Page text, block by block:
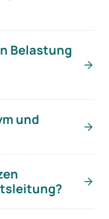
Belastung
und